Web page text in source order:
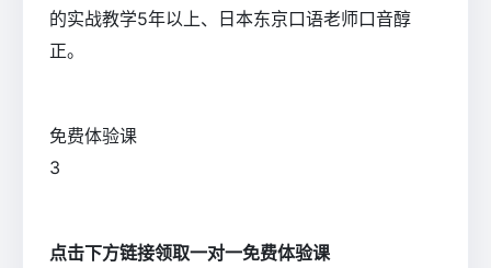
的实战教学5年以上、日本东京口语老师口音醇
正。
免费体验课
3
点击下方链接领取一对一免费体验课